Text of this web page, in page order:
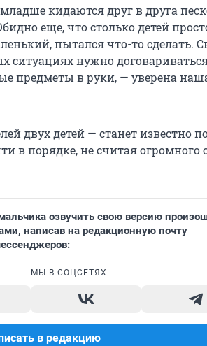
кидаются друг в друга
еще, что столько детей
пытался что-то сделать.
ситуациях нужно
предметы в руки, — уверена
двух детей — станет известно
в порядке, не считая огромного
озвучить свою версию
написав на редакционную почту
МЫ В СОЦСЕТЯХ
в редакцию